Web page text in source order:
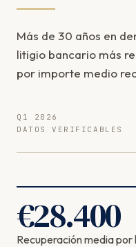
Más de 30 años en
litigio bancario más
por importe medio
Q1 2026
DATOS VERIFICABLES
€28.400
Recuperación media